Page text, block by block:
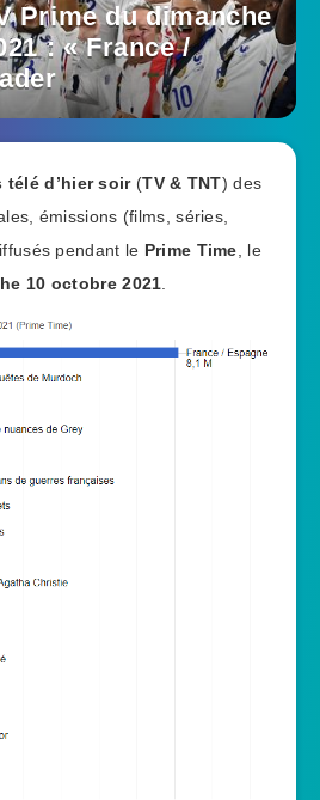
Prime du dimanche
: « France /
télé d’hier soir (TV & TNT) des
émissions (films, séries,
pendant le Prime Time , le
10 octobre 2021